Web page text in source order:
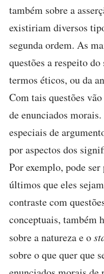
também sobre a
existiriam diversos
segunda ordem. As
questões a respeito
termos éticos, ou da
Com tais questões
de enunciados
especiais de
por aspectos dos
Por exemplo, pode
últimos que eles
contraste com
conceptuais, também
sobre a natureza e o
sobre o que quer que